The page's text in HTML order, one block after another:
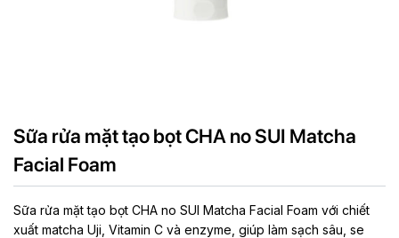
Sữa rửa mặt tạo bọt CHA no SUI Matcha
Facial Foam
Sữa rửa mặt tạo bọt CHA no SUI Matcha Facial Foam với chiết
xuất matcha Uji, Vitamin C và enzyme, giúp làm sạch sâu, se